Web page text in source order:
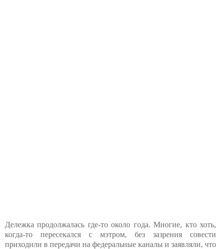
Дележка продолжалась где-то около года. Многие, кто хоть,
когда-то пересекался с мэтром, без зазрения совести
приходили в передачи на федеральные каналы и заявляли, что